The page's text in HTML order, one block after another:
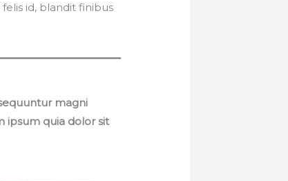
id, blandit finibus
magni
ipsum quia dolor sit